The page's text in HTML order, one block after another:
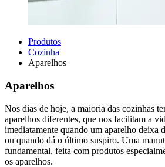
Produtos
Cozinha
Aparelhos
Aparelhos
Nos dias de hoje, a maioria das cozinhas
aparelhos diferentes, que nos facilitam a
imediatamente quando um aparelho deixa
ou quando dá o último suspiro. Uma
fundamental, feita com produtos
os aparelhos.